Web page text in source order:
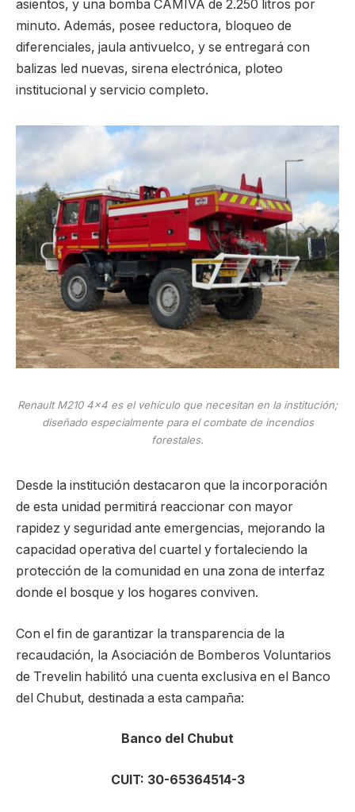
asientos, y una bomba CAMIVA de 2.250 litros por
minuto. Además, posee reductora, bloqueo de
diferenciales, jaula antivuelco, y se entregará con
balizas led nuevas, sirena electrónica, ploteo
institucional y servicio completo.
Renault M210 4×4 es el vehículo que necesitan en la institución;
diseñado especialmente para el combate de incendios
forestales.
Desde la institución destacaron que la incorporación
de esta unidad permitirá reaccionar con mayor
rapidez y seguridad ante emergencias, mejorando la
capacidad operativa del cuartel y fortaleciendo la
protección de la comunidad en una zona de interfaz
donde el bosque y los hogares conviven.
Con el fin de garantizar la transparencia de la
recaudación, la Asociación de Bomberos Voluntarios
de Trevelin habilitó una cuenta exclusiva en el Banco
del Chubut, destinada a esta campaña:
Banco del Chubut
CUIT: 30-65364514-3